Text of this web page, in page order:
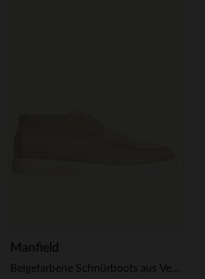
Manfield